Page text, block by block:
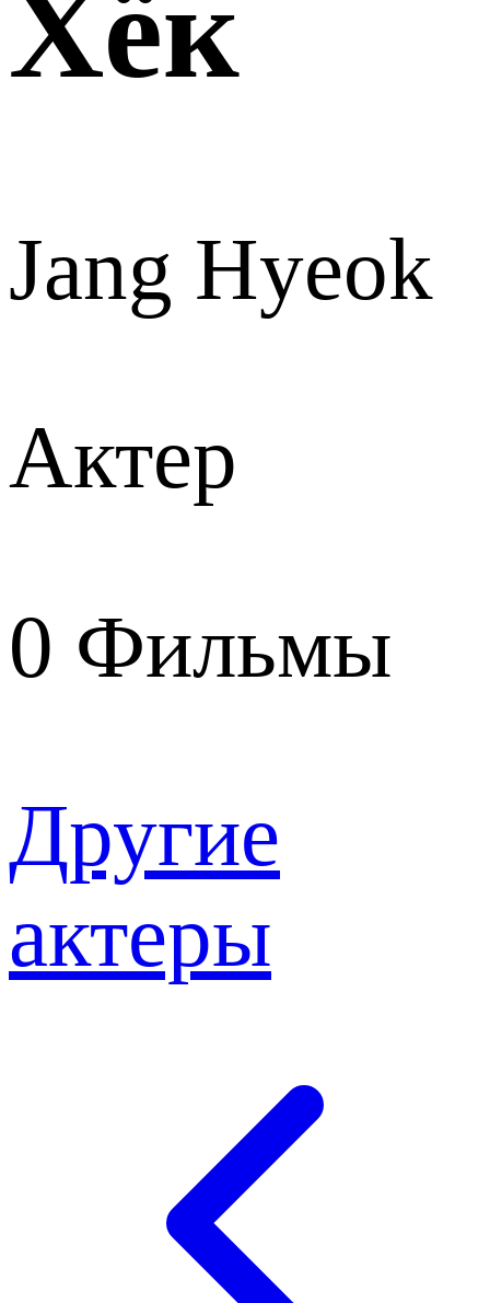
Хёк
Jang Hyeok
Актер
0 Фильмы
Другие
актеры